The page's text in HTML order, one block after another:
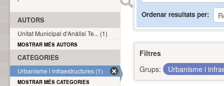
Ordenar resultats per
Filtres
Grups:
Urbanisme i
AUTORS
Unitat Municipal d'Anàlisi Te... (1)
MOSTRAR MÉS AUTORS
CATEGORIES
Urbanisme i infraestructures (1)
MOSTRAR MÉS CATEGORIES